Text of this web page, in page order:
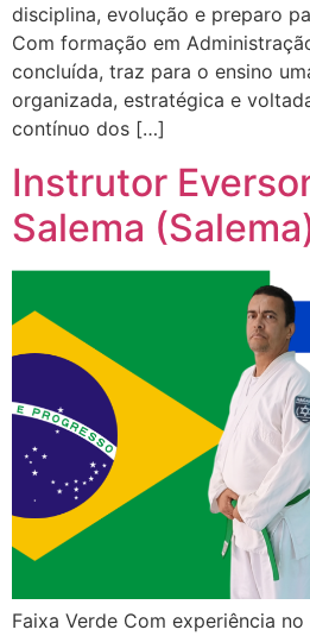
disciplina, evolução e preparo
Com formação em
concluída, traz para o ensino
organizada, estratégica e
contínuo dos […]
Instrutor
Salema
Faixa Verde Com experiência